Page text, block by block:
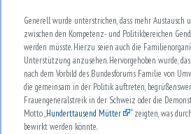
Generell wurde unterstrichen, dass mehr Austausch
zwischen den Kompetenz- und Politikbereichen
werden müsste. Hierzu seien auch die
Unterstützung anzusehen. Hervorgehoben wurde,
nach dem Vorbild des Bundesforums Familie von
die gemeinsam in der Politik auftreten,
Frauengeneralstreik in der Schweiz oder die
Motto „Hunderttausend Mütter
“ zeigten, was
bewirkt werden könnte.